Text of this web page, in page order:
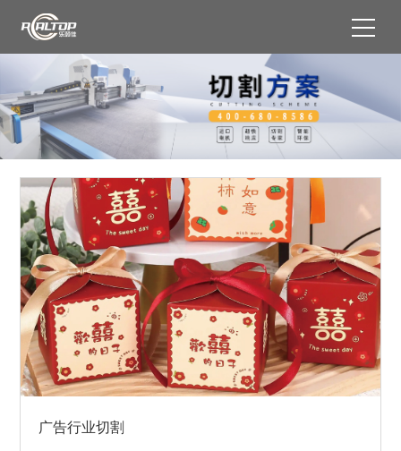
广告行业切割